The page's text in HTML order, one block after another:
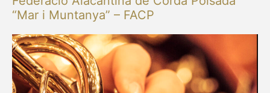
“Mar i Muntanya” – FACP